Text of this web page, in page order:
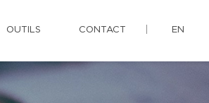
OUTILS CONTACT EN